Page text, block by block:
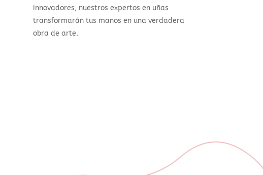
innovadores, nuestros expertos en uñas
transformarán tus manos en una verdadera
obra de arte.